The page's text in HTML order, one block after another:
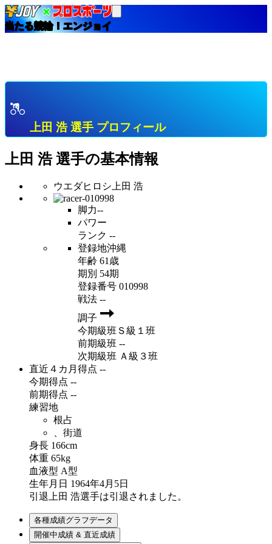
当たる競輪！エンジョイ
上田 浩 選手 プロフィール
上田 浩選手の基本情報
ウエダヒロシ上田 浩
脚力--
パワー
ランク --
登録地沖縄
年齢 61歳
期別 54期
登録番号 010998
戦法 --
調子
今期級班 Ｓ級１班
前期級班 --
次期級班 Ａ級３班
直近４カ月得点 --
今期得点 --
前期得点 --
練習地
根占
、街道
身長 166cm
体重 65kg
血液型 A型
生年月日 1964年4月5日
引退上田 浩選手は引退されました。
各種成績グラフデータ
開催中成績 & 直近成績